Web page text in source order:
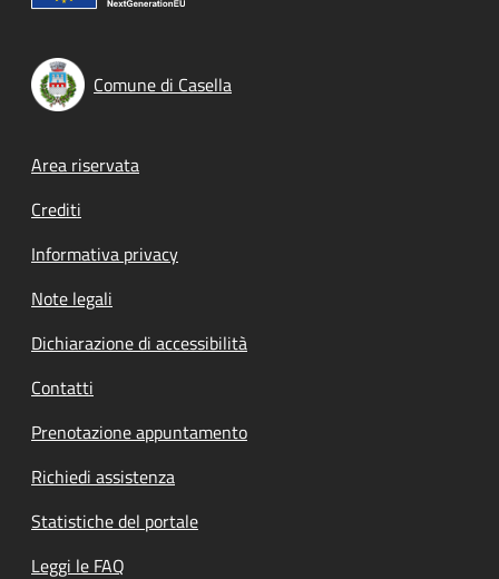
Comune di Casella
Footer menu
Area riservata
Crediti
Informativa privacy
Note legali
Dichiarazione di accessibilità
Contatti
Prenotazione appuntamento
Richiedi assistenza
Statistiche del portale
Leggi le FAQ